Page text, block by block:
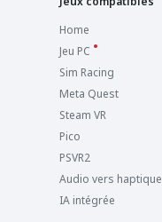
Home
Jeu PC
Sim Racing
Meta Quest
Steam VR
Pico
PSVR2
Audio vers haptique
IA intégrée